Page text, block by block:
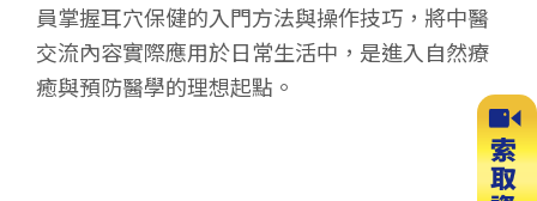
員掌握耳穴保健的入門方法與操作技巧，將中醫
交流內容實際應用於日常生活中，是進入自然療
癒與預防醫學的理想起點。